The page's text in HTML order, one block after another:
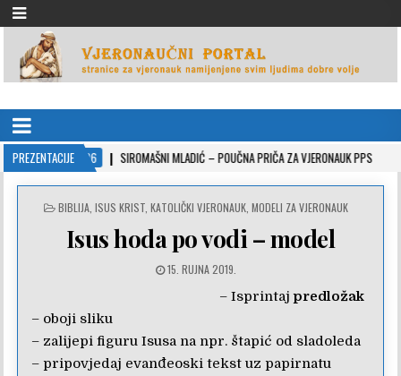
VJERONAUČNI PORTAL
PREZENTACIJE
2022-10-26 SIROMAŠNI MLADIĆ – POUČNA PRIČA ZA VJERONAUK PPS
POSTED
BIBLIJA ISUS KRIST KATOLIČKI VJERONAUK MODELI ZA VJERONAUK
Isus hoda po vodi – model
15. RUJNA 2019.
– Isprintajpredložak
– oboji sliku
– zalijepi figuru Isusa na npr. štapić od sladoleda
– pripovjedaj evanđeoski tekst uz papirnatu